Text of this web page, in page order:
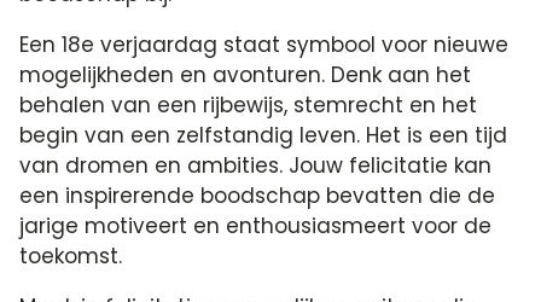
Een 18e verjaardag staat symbool voor nieuwe
mogelijkheden en avonturen.​ Denk aan het
behalen van een rijbewijs, stemrecht en het
begin van een zelfstandig leven.​ Het is een tijd
van dromen en ambities.​ Jouw felicitatie kan
een inspirerende boodschap bevatten die de
jarige motiveert en enthousiasmeert voor de
toekomst.​